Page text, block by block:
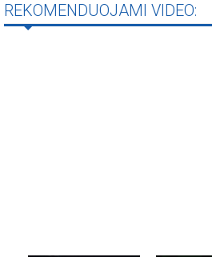
REKOMENDUOJAMI VIDEO: